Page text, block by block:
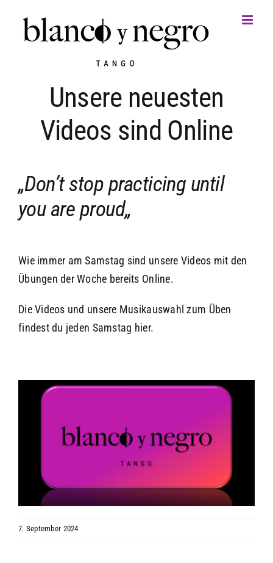
springen
Unsere neuesten
Videos sind Online
„Don’t stop practicing until
you are proud„
Wie immer am Samstag sind unsere Videos mit den
Übungen der Woche bereits Online.
Die Videos und unsere Musikauswahl zum Üben
findest du jeden Samstag hier.
7. September 2024